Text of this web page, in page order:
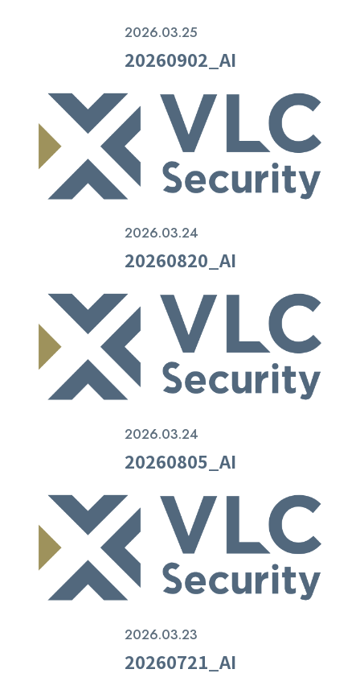
2026.03.25
20260902_AI
2026.03.24
20260820_AI
2026.03.24
20260805_AI
2026.03.23
20260721_AI